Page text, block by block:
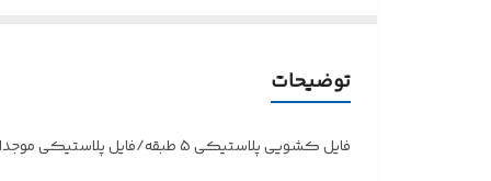
توضیحات
فایل کشویی پلاستیکی 5 طبقه/فایل پلاستیکی موجدار